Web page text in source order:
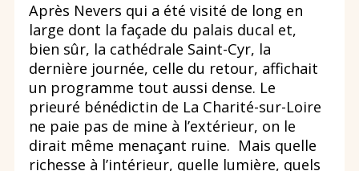
Après Nevers qui a été visité de long en
large dont la façade du palais ducal et,
bien sûr, la cathédrale Saint-Cyr, la
dernière journée, celle du retour, affichait
un programme tout aussi dense. Le
prieuré bénédictin de La Charité-sur-Loire
ne paie pas de mine à l’extérieur, on le
dirait même menaçant ruine. Mais quelle
richesse à l’intérieur, quelle lumière, quels